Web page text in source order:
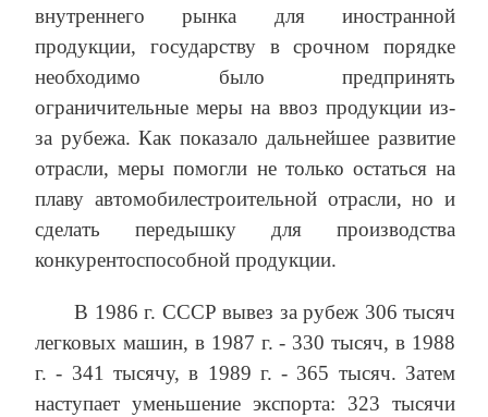
внутреннего рынка для иностранной
продукции, государству в срочном порядке
необходимо было предпринять
ограничительные меры на ввоз продукции из-
за рубежа. Как показало дальнейшее развитие
отрасли, меры помогли не только остаться на
плаву автомобилестроительной отрасли, но и
сделать передышку для производства
конкурентоспособной продукции.
В 1986 г. СССР вывез за рубеж 306 тысяч
легковых машин, в 1987 г. - 330 тысяч, в 1988
г. - 341 тысячу, в 1989 г. - 365 тысяч. Затем
наступает уменьшение экспорта: 323 тысячи